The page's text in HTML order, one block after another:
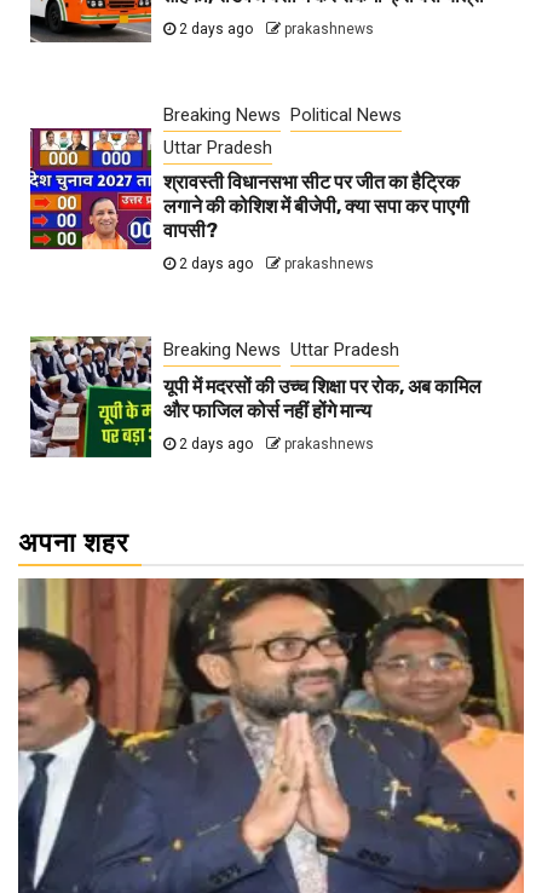
2 days ago prakashnews
Breaking News Political News
Uttar Pradesh
श्रावस्ती विधानसभा सीट पर जीत का हैट्रिक
लगाने की कोशिश में बीजेपी, क्या सपा कर पाएगी
वापसी?
2 days ago prakashnews
Breaking News Uttar Pradesh
यूपी में मदरसों की उच्च शिक्षा पर रोक, अब कामिल
और फाजिल कोर्स नहीं होंगे मान्य
2 days ago prakashnews
अपना शहर